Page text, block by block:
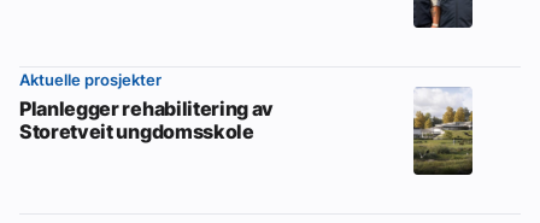
Aktuelle prosjekter
Planlegger rehabilitering av
Storetveit ungdomsskole